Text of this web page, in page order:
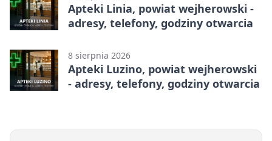
Apteki Linia, powiat wejherowski -
adresy, telefony, godziny otwarcia
8 sierpnia 2026
Apteki Luzino, powiat wejherowski
- adresy, telefony, godziny otwarcia